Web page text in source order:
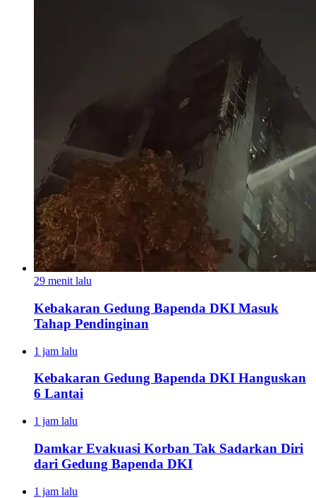
29 menit lalu
Kebakaran Gedung Bapenda DKI Masuk
Tahap Pendinginan
1 jam lalu
Kebakaran Gedung Bapenda DKI Hanguskan
6 Lantai
1 jam lalu
Damkar Evakuasi Korban Tak Sadarkan Diri
dari Gedung Bapenda DKI
1 jam lalu